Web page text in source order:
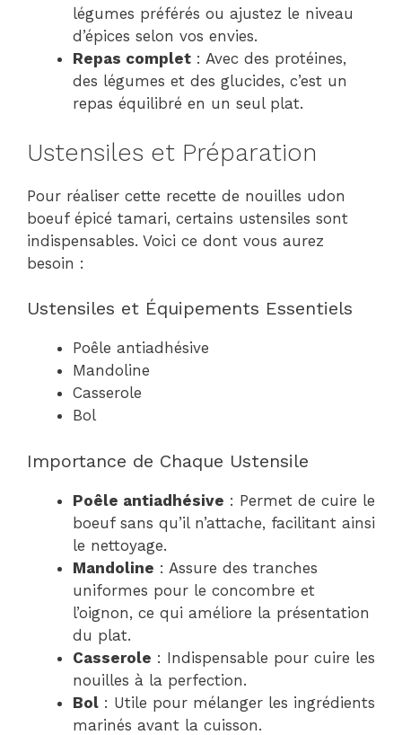
légumes préférés ou ajustez le niveau
d’épices selon vos envies.
Repas complet : Avec des protéines,
des légumes et des glucides, c’est un
repas équilibré en un seul plat.
Ustensiles et Préparation
Pour réaliser cette recette de nouilles udon
boeuf épicé tamari, certains ustensiles sont
indispensables. Voici ce dont vous aurez
besoin :
Ustensiles et Équipements Essentiels
Poêle antiadhésive
Mandoline
Casserole
Bol
Importance de Chaque Ustensile
Poêle antiadhésive : Permet de cuire le
boeuf sans qu’il n’attache, facilitant ainsi
le nettoyage.
Mandoline : Assure des tranches
uniformes pour le concombre et
l’oignon, ce qui améliore la présentation
du plat.
Casserole : Indispensable pour cuire les
nouilles à la perfection.
Bol : Utile pour mélanger les ingrédients
marinés avant la cuisson.